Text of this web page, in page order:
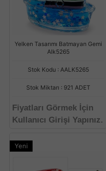
Yelken Tasarımı Batmayan Gemi
Alk5265
Stok Kodu : AALK5265
Stok Miktarı : 921 ADET
Fiyatları Görmek İçin
Kullanıcı Girişi Yapınız.
Yeni